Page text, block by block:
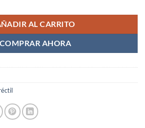
AL CARRITO
COMPRAR AHORA